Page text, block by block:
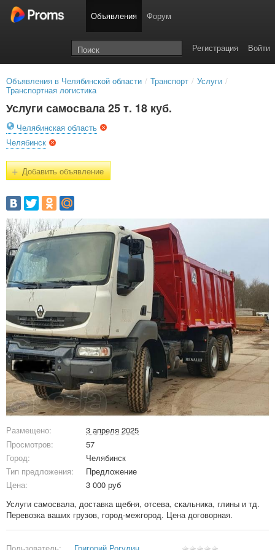
Объявления Форум
Войти
Регистрация
Объявления в Челябинской области / Транспорт / Услуги /
Транспортная логистика
Услуги самосвала 25 т. 18 куб.
Челябинская область
Челябинск
+Добавить объявление
Размещено:
3 апреля 2025
Просмотров:
57
Город:
Челябинск
Тип предложения:
Предложение
Цена:
3 000 руб
Услуги самосвала, доставка щебня, отсева, скальника, глины и тд.
Перевозка ваших грузов, город-межгород. Цена договорная.